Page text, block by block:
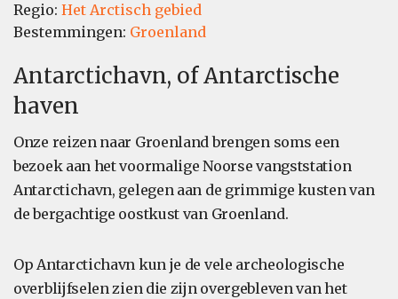
Regio: Het Arctisch gebied
Bestemmingen: Groenland
Antarctichavn, of Antarctische
haven
Onze reizen naar Groenland brengen soms een
bezoek aan het voormalige Noorse vangststation
Antarctichavn, gelegen aan de grimmige kusten van
de bergachtige oostkust van Groenland.
Op Antarctichavn kun je de vele archeologische
overblijfselen zien die zijn overgebleven van het